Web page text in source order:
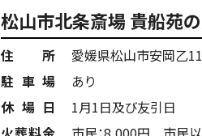
松山市北条斎場 貴船苑
住所
愛媛県松山市安岡乙
駐車場
あり
休場日
1月1日及び友引日